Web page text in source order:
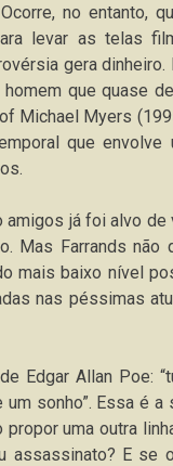
no entanto,
levar as telas
gera
que quase
Michael Myers
que
já foi alvo
Mas Farrands
mais baixo nível
nas péssimas
Edgar Allan Poe:
sonho”. Essa é a
uma outra
assassinato? E se